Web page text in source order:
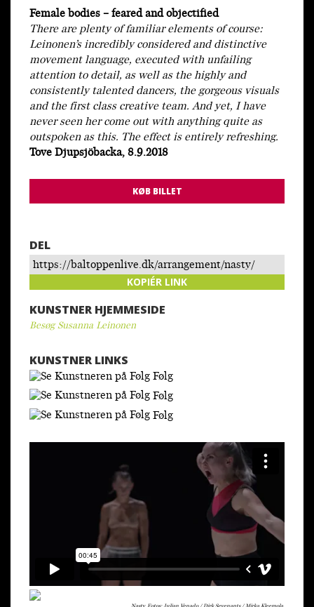
Female bodies – feared and objectified
There are plenty of familiar elements of course:
Leinonen’s incredibly considered and distinctive
movement language, executed with unfailing
attention to detail, as well as the highly and
consistently talented dancers, the gorgeous visuals
and the first class creative team. And yet, I have
never seen her come out with anything quite as
outspoken as this. The effect is entirely refreshing.
Tove Djupsjöbacka, 8.9.2018
KØB BILLET
DEL
https://baltoppenlive.dk/arrangement/nasty/
KOPIÉR LINK
KUNSTNER HJEMMESIDE
Besøg Susanna Leinonen
KUNSTNER LINKS
Følg
Følg
Følg